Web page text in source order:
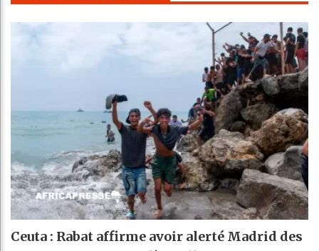
Ceuta : Rabat affirme avoir alerté Madrid des